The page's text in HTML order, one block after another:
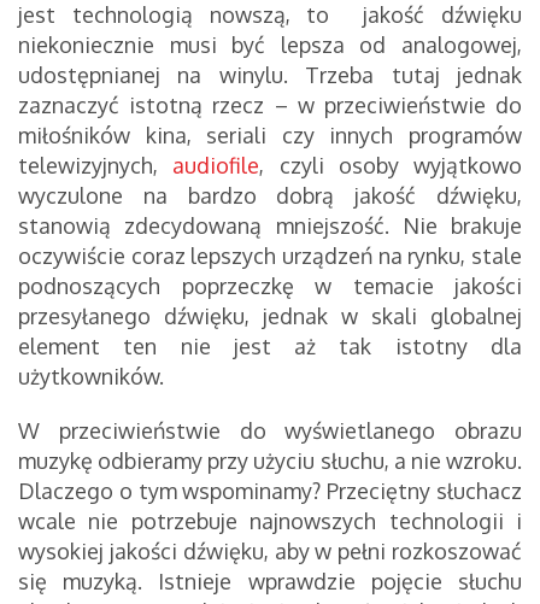
jest technologią nowszą, to jakość dźwięku
niekoniecznie musi być lepsza od analogowej,
udostępnianej na winylu. Trzeba tutaj jednak
zaznaczyć istotną rzecz – w przeciwieństwie do
miłośników kina, seriali czy innych programów
telewizyjnych, audiofile, czyli osoby wyjątkowo
wyczulone na bardzo dobrą jakość dźwięku,
stanowią zdecydowaną mniejszość. Nie brakuje
oczywiście coraz lepszych urządzeń na rynku, stale
podnoszących poprzeczkę w temacie jakości
przesyłanego dźwięku, jednak w skali globalnej
element ten nie jest aż tak istotny dla
użytkowników.
W przeciwieństwie do wyświetlanego obrazu
muzykę odbieramy przy użyciu słuchu, a nie wzroku.
Dlaczego o tym wspominamy? Przeciętny słuchacz
wcale nie potrzebuje najnowszych technologii i
wysokiej jakości dźwięku, aby w pełni rozkoszować
się muzyką. Istnieje wprawdzie pojęcie słuchu